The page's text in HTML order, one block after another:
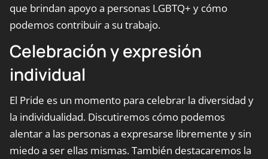
que brindan apoyo a personas LGBTQ+ y cómo
podemos contribuir a su trabajo.
Celebración y expresión
individual
El Pride es un momento para celebrar la diversidad y
la individualidad. Discutiremos cómo podemos
alentar a las personas a expresarse libremente y sin
miedo a ser ellas mismas. También destacaremos la